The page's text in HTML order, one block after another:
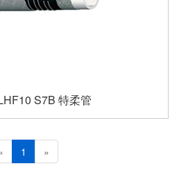
S7B 特柔管
1 »